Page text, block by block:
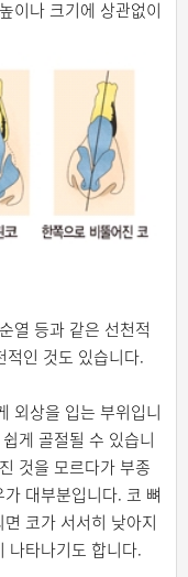
이나 크기에 상관없이
열 등과 같은 선천적
적인 것도 있습니다.
외상을 입는 부위입니
게 골절될 수 있습니
것을 모르다가 부종
대부분입니다. 코 뼈
코가 서서히 낮아지
나타나기도 합니다.